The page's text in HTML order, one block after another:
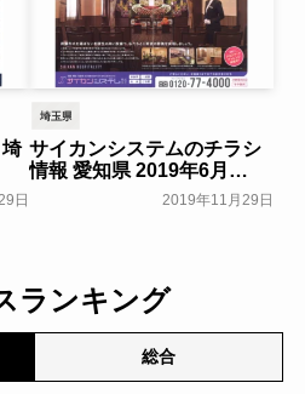
日
埼玉県
サイカンシステムのチラシ
情報 愛知県 2019年6月
2019年11月29日
ランキング
総合